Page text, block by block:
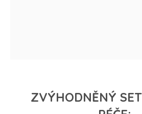
ZVÝHODNĚNÝ